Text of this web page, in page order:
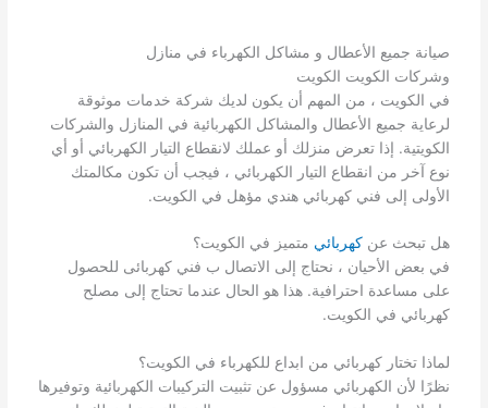
صيانة جميع الأعطال و مشاكل الكهرباء في منازل
وشركات الكويت الكويت
في الكويت ، من المهم أن يكون لديك شركة خدمات موثوقة
لرعاية جميع الأعطال والمشاكل الكهربائية في المنازل والشركات
الكويتية. إذا تعرض منزلك أو عملك لانقطاع التيار الكهربائي أو أي
نوع آخر من انقطاع التيار الكهربائي ، فيجب أن تكون مكالمتك
الأولى إلى فني كهربائي هندي مؤهل في الكويت.
هل تبحث عن كهربائي متميز في الكويت؟
في بعض الأحيان ، نحتاج إلى الاتصال ب فني كهربائى للحصول
على مساعدة احترافية. هذا هو الحال عندما تحتاج إلى مصلح
كهربائي في الكويت.
لماذا تختار كهربائي من ابداع للكهرباء في الكويت؟
نظرًا لأن الكهربائي مسؤول عن تثبيت التركيبات الكهربائية وتوفيرها